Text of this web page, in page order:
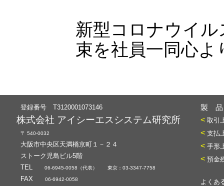
新型コロナウイ
束を社員一同心
登録番号 T3120001073146
株式会社 アイシーエスシステム研究所
〒 540-0032
大阪市中央区天満橋京町１－２４
ストーク児島ビル5階
TEL
06-6945-0058（代表） 東京：03-3347-7758
FAX 06-6942-0058
製 品
< 取引
< 支払
< 手形
< 預金
よくあ